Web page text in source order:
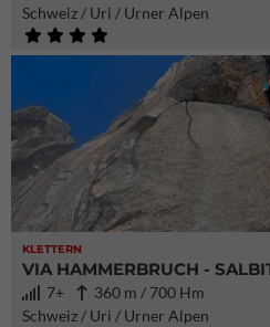
Schweiz / Uri / Urner Alpen
KLETTERN
VIA HAMMERBRUCH -
7+
360 m / 700 Hm
Schweiz / Uri / Urner Alpen